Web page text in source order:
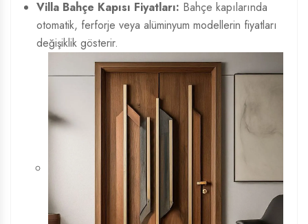
Villa Bahçe Kapısı Fiyatları: Bahçe kapılarında
otomatik, ferforje veya alüminyum modellerin fiyatları
değişiklik gösterir.